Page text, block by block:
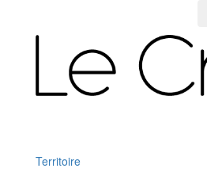
Territoire